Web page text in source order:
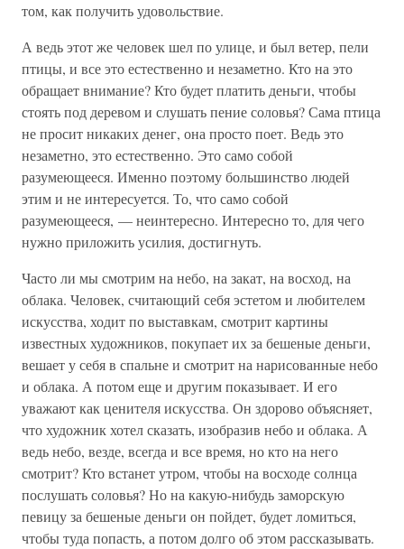
том, как получить удовольствие.
А ведь этот же человек шел по улице, и был ветер, пели
птицы, и все это естественно и незаметно. Кто на это
обращает внимание? Кто будет платить деньги, чтобы
стоять под деревом и слушать пение соловья? Сама птица
не просит никаких денег, она просто поет. Ведь это
незаметно, это естественно. Это само собой
разумеющееся. Именно поэтому большинство людей
этим и не интересуется. То, что само собой
разумеющееся, — неинтересно. Интересно то, для чего
нужно приложить усилия, достигнуть.
Часто ли мы смотрим на небо, на закат, на восход, на
облака. Человек, считающий себя эстетом и любителем
искусства, ходит по выставкам, смотрит картины
известных художников, покупает их за бешеные деньги,
вешает у себя в спальне и смотрит на нарисованные небо
и облака. А потом еще и другим показывает. И его
уважают как ценителя искусства. Он здорово объясняет,
что художник хотел сказать, изобразив небо и облака. А
ведь небо, везде, всегда и все время, но кто на него
смотрит? Кто встанет утром, чтобы на восходе солнца
послушать соловья? Но на какую-нибудь заморскую
певицу за бешеные деньги он пойдет, будет ломиться,
чтобы туда попасть, а потом долго об этом рассказывать.